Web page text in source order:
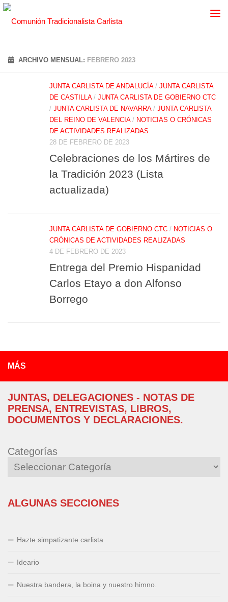
ARCHIVO MENSUAL: FEBRERO 2023
JUNTA CARLISTA DE ANDALUCÍA/ JUNTA CARLISTA
DE CASTILLA/ JUNTA CARLISTA DE GOBIERNO CTC
/ JUNTA CARLISTA DE NAVARRA/ JUNTA CARLISTA
DEL REINO DE VALENCIA/ NOTICIAS O CRÓNICAS
DE ACTIVIDADES REALIZADAS
28 DE FEBRERO DE 2023
Celebraciones de los Mártires de
la Tradición 2023 (Lista
actualizada)
JUNTA CARLISTA DE GOBIERNO CTC / NOTICIAS O
CRÓNICAS DE ACTIVIDADES REALIZADAS
4 DE FEBRERO DE 2023
Entrega del Premio Hispanidad
Carlos Etayo a don Alfonso
Borrego
MÁS
JUNTAS, DELEGACIONES - NOTAS DE
PRENSA, ENTREVISTAS, LIBROS,
DOCUMENTOS Y DECLARACIONES.
Categorías
ALGUNAS SECCIONES
Hazte simpatizante carlista
Ideario
Nuestra bandera, la boina y nuestro himno.